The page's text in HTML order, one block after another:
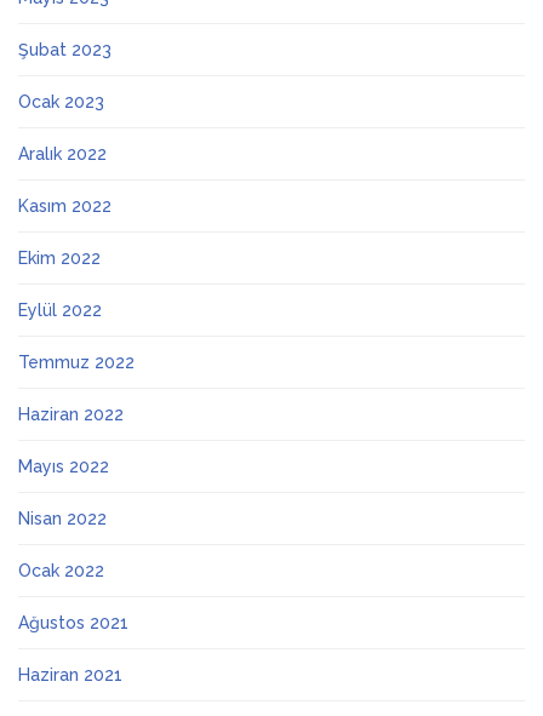
Şubat 2023
Ocak 2023
Aralık 2022
Kasım 2022
Ekim 2022
Eylül 2022
Temmuz 2022
Haziran 2022
Mayıs 2022
Nisan 2022
Ocak 2022
Ağustos 2021
Haziran 2021